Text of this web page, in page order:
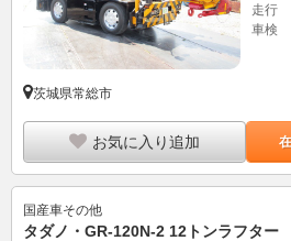
走行
車検
茨城県常総市
お気に入り追加
国産車その他
タダノ・GR-120N-2 12トンラフター